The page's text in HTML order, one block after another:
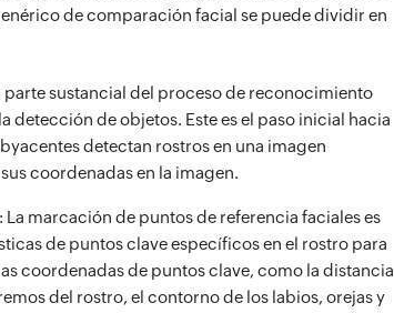
de comparación facial se puede dividir en
sustancial del proceso de reconocimiento
detección de objetos. Este es el paso inicial hacia
detectan rostros en una imagen
coordenadas en la imagen.
marcación de puntos de referencia faciales es
de puntos clave específicos en el rostro para
coordenadas de puntos clave, como la distancia
del rostro, el contorno de los labios, orejas y